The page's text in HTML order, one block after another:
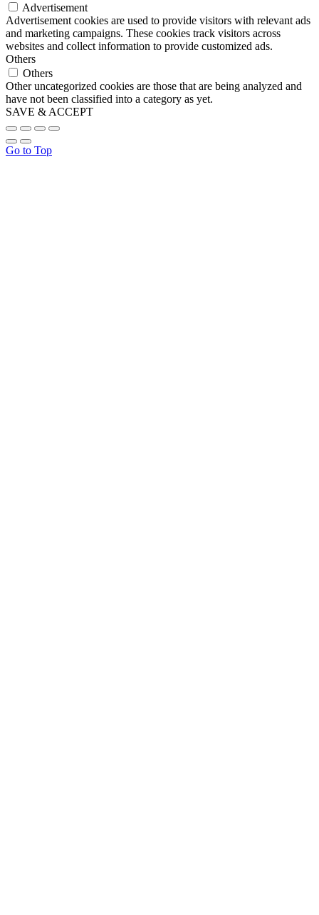
Advertisement
Advertisement cookies are used to provide visitors with relevant ads
and marketing campaigns. These cookies track visitors across
websites and collect information to provide customized ads.
Others
Others
Other uncategorized cookies are those that are being analyzed and
have not been classified into a category as yet.
SAVE & ACCEPT
Go to Top